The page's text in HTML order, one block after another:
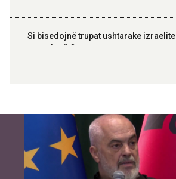
Si bisedojnë trupat ushtarake izraelite
me robotët?
inteligjente izraelite
Or Shalom